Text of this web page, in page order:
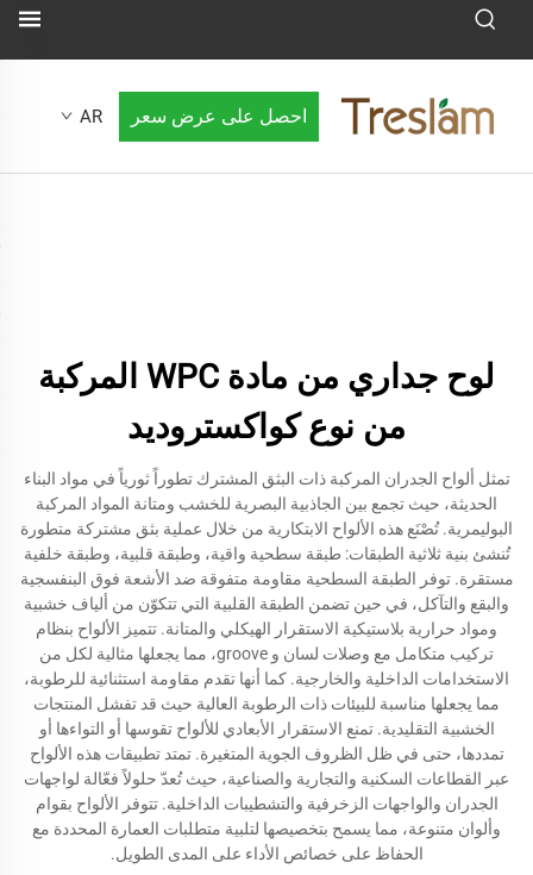
احصل على عرض سعر AR
لوح جداري من مادة WPC المركبة
من نوع كواكستروديد
تمثل ألواح الجدران المركبة ذات البثق المشترك تطوراً ثورياً في مواد البناء
الحديثة، حيث تجمع بين الجاذبية البصرية للخشب ومتانة المواد المركبة
البوليمرية. تُصْنَع هذه الألواح الابتكارية من خلال عملية بثق مشتركة متطورة
تُنشئ بنية ثلاثية الطبقات: طبقة سطحية واقية، وطبقة قلبية، وطبقة خلفية
مستقرة. توفر الطبقة السطحية مقاومة متفوقة ضد الأشعة فوق البنفسجية
والبقع والتآكل، في حين تضمن الطبقة القلبية التي تتكوّن من ألياف خشبية
ومواد حرارية بلاستيكية الاستقرار الهيكلي والمتانة. تتميز الألواح بنظام
تركيب متكامل مع وصلات لسان و groove، مما يجعلها مثالية لكل من
الاستخدامات الداخلية والخارجية. كما أنها تقدم مقاومة استثنائية للرطوبة،
مما يجعلها مناسبة للبيئات ذات الرطوبة العالية حيث قد تفشل المنتجات
الخشبية التقليدية. تمنع الاستقرار الأبعادي للألواح تقوسها أو التواءها أو
تمددها، حتى في ظل الظروف الجوية المتغيرة. تمتد تطبيقات هذه الألواح
عبر القطاعات السكنية والتجارية والصناعية، حيث تُعدّ حلولاً فعّالة لواجهات
الجدران والواجهات الزخرفية والتشطيبات الداخلية. تتوفر الألواح بقوام
وألوان متنوعة، مما يسمح بتخصيصها لتلبية متطلبات العمارة المحددة مع
الحفاظ على خصائص الأداء على المدى الطويل.